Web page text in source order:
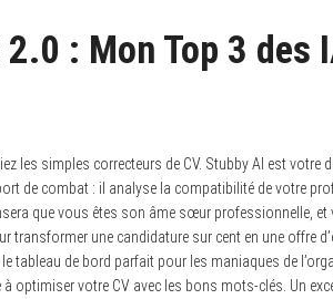
2.0 : Mon Top 3 des
les simples correcteurs de CV. Stubby AI est votre
de combat : il analyse la compatibilité de votre
que vous êtes son âme sœur professionnelle, et
transformer une candidature sur cent en une offre
le tableau de bord parfait pour les maniaques de
optimiser votre CV avec les bons mots-clés. Un